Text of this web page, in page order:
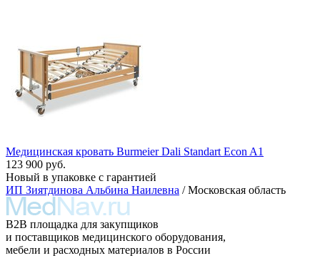
Медицинская кровать Burmeier Dali Standart Econ A1
123 900 руб.
Новый в упаковке с гарантией
ИП Зиятдинова Альбина Наилевна / Московская область
B2B площадка для закупщиков
и поставщиков медицинского оборудования,
мебели и расходных материалов в России